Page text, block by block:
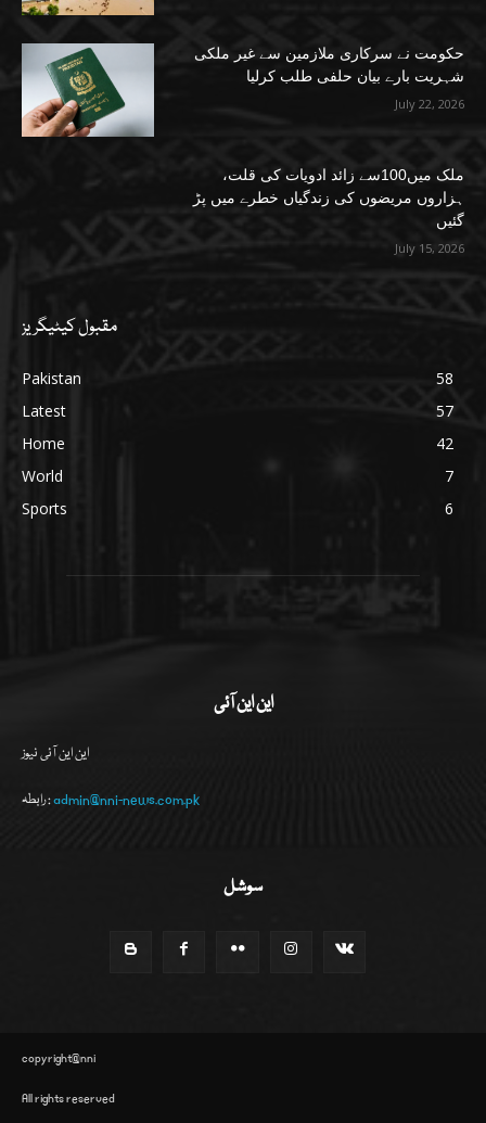
حکومت نے سرکاری ملازمین سے غیر ملکی
شہریت بارے بیان حلفی طلب کرلیا
July 22, 2026
ملک میں100سے زائد ادویات کی قلت،
ہزاروں مریضوں کی زندگیاں خطرے میں پڑ
گئیں
July 15, 2026
مقبول کیٹیگریز
Pakistan
58
Latest
57
Home
42
World
7
Sports
6
این این آئی
این این آئی نیوز
رابطہ :admin@nni-news.com.pk
سوشل
copyright@nni
All rights reserved